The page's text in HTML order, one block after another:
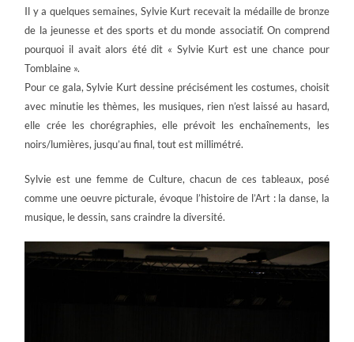
Il y a quelques semaines, Sylvie Kurt recevait la médaille de bronze
de la jeunesse et des sports et du monde associatif. On comprend
pourquoi il avait alors été dit « Sylvie Kurt est une chance pour
Tomblaine ».
Pour ce gala, Sylvie Kurt dessine précisément les costumes, choisit
avec minutie les thèmes, les musiques, rien n’est laissé au hasard,
elle crée les chorégraphies, elle prévoit les enchaînements, les
noirs/lumières, jusqu’au final, tout est millimétré.
Sylvie est une femme de Culture, chacun de ces tableaux, posé
comme une oeuvre picturale, évoque l’histoire de l’Art : la danse, la
musique, le dessin, sans craindre la diversité.